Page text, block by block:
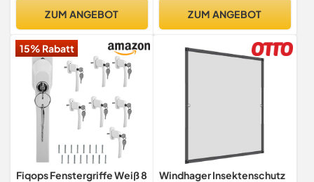
Holzfenster
6M Grau
ZUM ANGEBOT ZUM ANGEBOT
15% Rabatt
Fiqops Fenstergriffe Weiß 8
Windhager Insektenschutz